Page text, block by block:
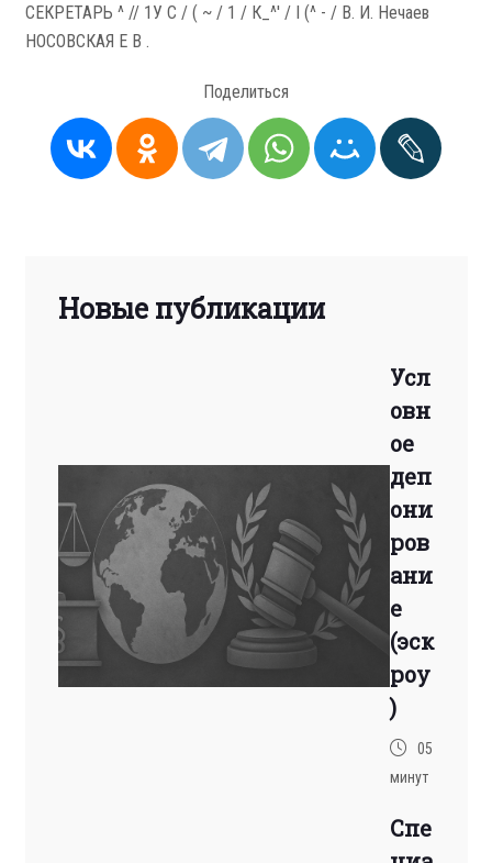
СЕКРЕТАРЬ ^ // 1У С / ( ~ / 1 / К_^' / I (^ - / В. И. Нечаев
НОСОВСКАЯ Е В .
Поделиться
Новые публикации
Усл
овн
ое
деп
они
ров
ани
е
(эск
роу
)
05
минут
Спе